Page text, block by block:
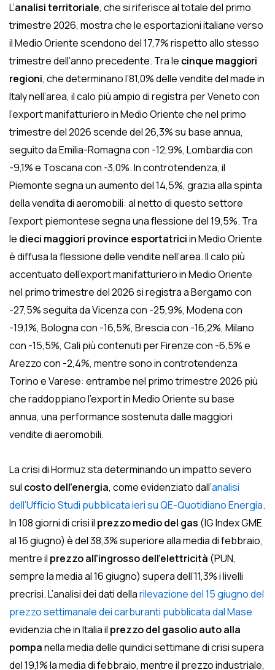
L’analisi territoriale, che si riferisce al totale del primo
trimestre 2026, mostra che le esportazioni italiane verso
il Medio Oriente scendono del 17,7% rispetto allo stesso
trimestre dell’anno precedente. Tra le cinque maggiori
regioni, che determinano l’81,0% delle vendite del made in
Italy nell’area, il calo più ampio di registra per Veneto con
l’export manifatturiero in Medio Oriente che nel primo
trimestre del 2026 scende del 26,3% su base annua,
seguito da Emilia-Romagna con -12,9%, Lombardia con
-9,1% e Toscana con -3,0%. In controtendenza, il
Piemonte segna un aumento del 14,5%, grazia alla spinta
della vendita di aeromobili: al netto di questo settore
l’export piemontese segna una flessione del 19,5%. Tra
le dieci maggiori province esportatriciin Medio Oriente
è diffusa la flessione delle vendite nell’area. Il calo più
accentuato dell’export manifatturiero in Medio Oriente
nel primo trimestre del 2026 si registra a Bergamo con
-27,5% seguita da Vicenza con -25,9%, Modena con
-19,1%, Bologna con -16,5%, Brescia con -16,2%, Milano
con -15,5%, Cali più contenuti per Firenze con -6,5% e
Arezzo con -2,4%, mentre sono in controtendenza
Torino e Varese: entrambe nel primo trimestre 2026 più
che raddoppiano l’export in Medio Oriente su base
annua, una performance sostenuta dalle maggiori
vendite di aeromobili.
La crisi di Hormuz sta determinando un impatto severo
sul costo dell’energia, come evidenziato dall’analisi
dell’Ufficio Studi pubblicata ieri su QE-Quotidiano Energia.
In 108 giorni di crisi il prezzo medio del gas (IG Index GME
al 16 giugno) è del 38,3% superiore alla media di febbraio,
mentre il prezzo all’ingrosso dell’elettricità (PUN,
sempre la media al 16 giugno) supera dell’11,3% i livelli
precrisi. L’analisi dei dati dellarilevazione del 15 giugno del
prezzo settimanale dei carburanti pubblicata dal Mase
evidenzia che in Italia il prezzo del gasolio auto alla
pompanella media delle quindici settimane di crisi supera
del 19,1% la media di febbraio, mentre il prezzo industriale,